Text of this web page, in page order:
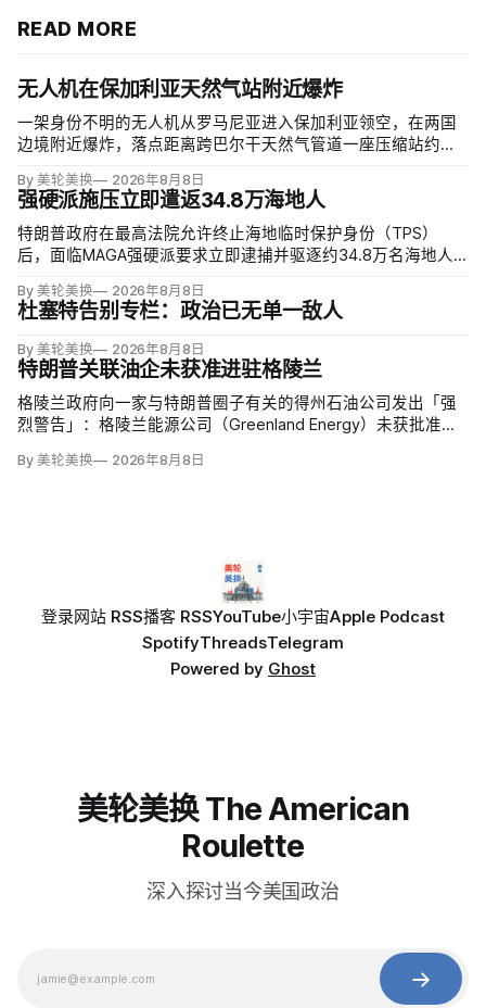
READ MORE
无人机在保加利亚天然气站附近爆炸
一架身份不明的无人机从罗马尼亚进入保加利亚领空，在两国
边境附近爆炸，落点距离跨巴尔干天然气管道一座压缩站约
夫说，罗马尼亚边防警察听到无人机噪音，保方巡逻队听到巨
响，但两国防空系统均未发现目标。
By 美轮美换 2026年8月8日
强硬派施压立即遣返34.8万海地人
特朗普政府在最高法院允许终止海地临时保护身份（TPS）
后，面临MAGA强硬派要求立即逮捕并驱逐约34.8万名海地人
至少50名海地人被叫到移民办公室并佩戴脚踝监控器，但突袭
尚未出现。
By 美轮美换 2026年8月8日
杜塞特告别专栏：政治已无单一敌人
By 美轮美换 2026年8月8日
特朗普关联油企未获准进驻格陵兰
格陵兰政府向一家与特朗普圈子有关的得州石油公司发出「强
烈警告」：格陵兰能源公司（Greenland Energy）未获批准，
地可能蕴藏价值1万亿美元原油，拟投资6000万美元钻两口
By 美轮美换 2026年8月8日
登录网站 RSS播客 RSSYouTube小宇宙Apple Podcast
SpotifyThreadsTelegram
Powered by Ghost
美轮美换 The American
Roulette
深入探讨当今美国政治